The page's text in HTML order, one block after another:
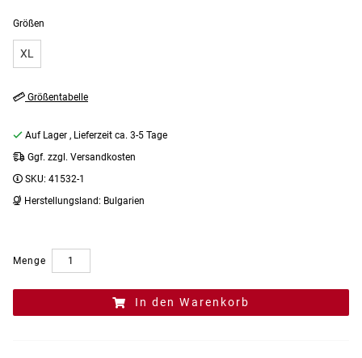
Größen
XL
Größentabelle
Auf Lager , Lieferzeit ca. 3-5 Tage
Ggf. zzgl. Versandkosten
SKU: 41532-1
Herstellungsland: Bulgarien
Menge
In den Warenkorb